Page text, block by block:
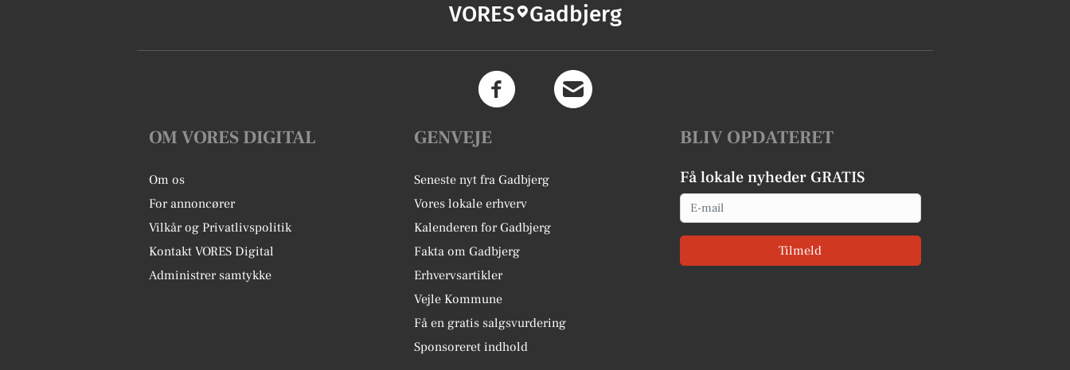
VORES Gadbjerg
OM VORES DIGITAL
Om os
For annoncører
Vilkår og Privatlivspolitik
Kontakt VORES Digital
Administrer samtykke
GENVEJE
Seneste nyt fra Gadbjerg
Vores lokale erhverv
Kalenderen for Gadbjerg
Fakta om Gadbjerg
Erhvervsartikler
Vejle Kommune
Få en gratis salgsvurdering
Sponsoreret indhold
BLIV OPDATERET
Få lokale nyheder GRATIS
Email
Tilmeld